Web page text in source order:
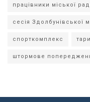
працівники міської
сесія Здолбунівської
спорткомплекс
штормове